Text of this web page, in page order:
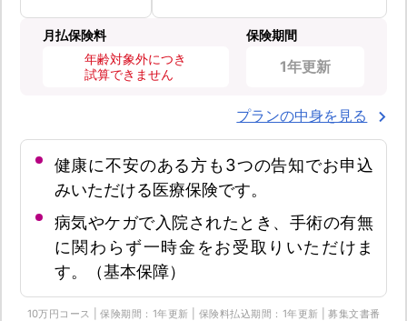
月払保険料
年齢対象外につき
試算できません
保険期間
1年更新
プランの中身を見る
健康に不安のある方も3つの告知でお申込
みいただける医療保険です。
病気やケガで入院されたとき、手術の有無
に関わらず一時金をお受取りいただけま
す。（基本保障）
10万円コース | 保険期間：1年更新 | 保険料払込期間：1年更新 | 募集文書番